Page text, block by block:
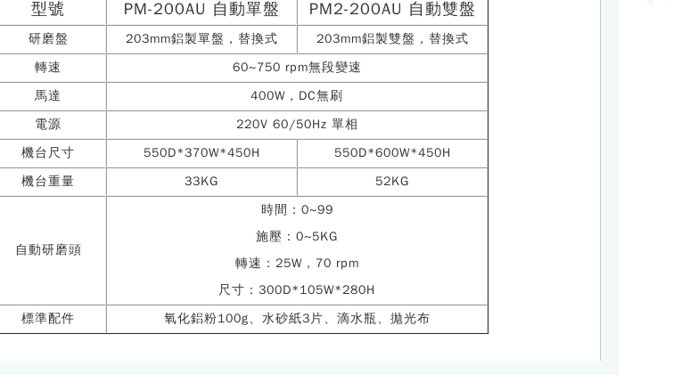
型號 PM-200AU 自動單盤 PM2-200AU 自動雙盤
研磨盤 203mm鋁製單盤，替換式
203mm鋁製雙盤，替換式
轉速
60~750 rpm無段變速
馬達
400W，DC無刷
電源
220V 60/50Hz 單相
機台尺寸
550D*370W*450H
550D*600W*450H
機台重量
33KG 52KG
自動研磨頭
時間：0~99
施壓：0~5KG
轉速：25W，70 rpm
尺寸：300D*105W*280H
標準配件
氧化鋁粉100g、水砂紙3片、滴水瓶、拋光布